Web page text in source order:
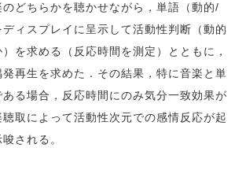
どちらかを聴かせながら，単語（動的/
ィスプレイに呈示して活動性判断（動的
を求める（反応時間を測定）とともに，
再生を求めた．その結果，特に音楽と単
る場合，反応時間にのみ気分一致効果が
取によって活動性次元での感情反応が起
される。